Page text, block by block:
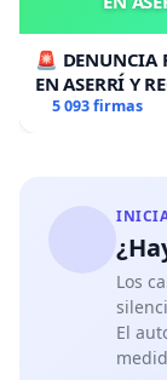
🚨 DENUNCIA
EN ASERRÍ Y
5 093 firmas
Los
El